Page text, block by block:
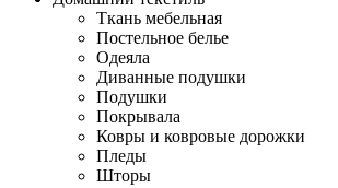
Ткань мебельная
Постельное белье
Одеяла
Диванные подушки
Подушки
Покрывала
Ковры и ковровые дорожки
Пледы
Шторы